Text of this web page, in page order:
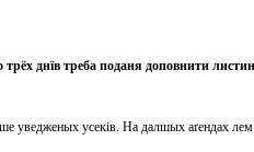
трёх днїв треба поданя доповнити
уведженых усеків. На далшых аґендах